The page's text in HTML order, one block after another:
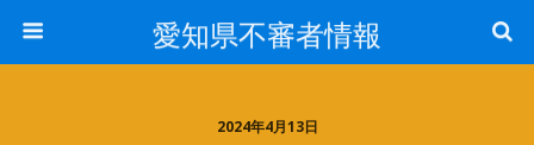
愛知県不審者情報
2024年4月13日